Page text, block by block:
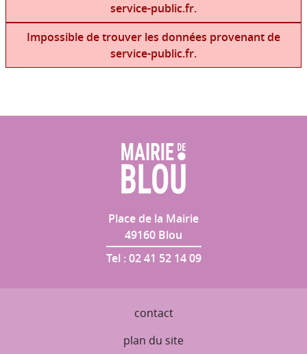
service-public.fr.
Impossible de trouver les données provenant de
service-public.fr.
Place de la Mairie
49160 Blou
Tel : 02 41 52 14 09
contact
plan du site